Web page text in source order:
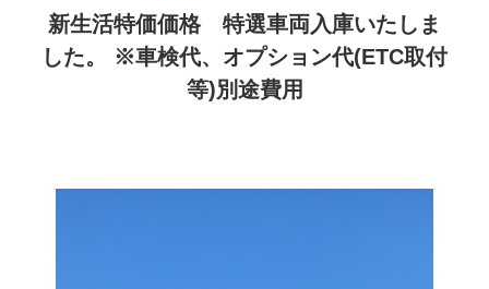
新生活特価価格 特選車両入庫いたしま
した。 ※車検代、オプション代(ETC取付
等)別途費用